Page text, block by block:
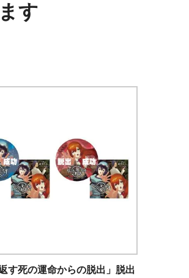
す
返す死の運命からの脱出」脱出